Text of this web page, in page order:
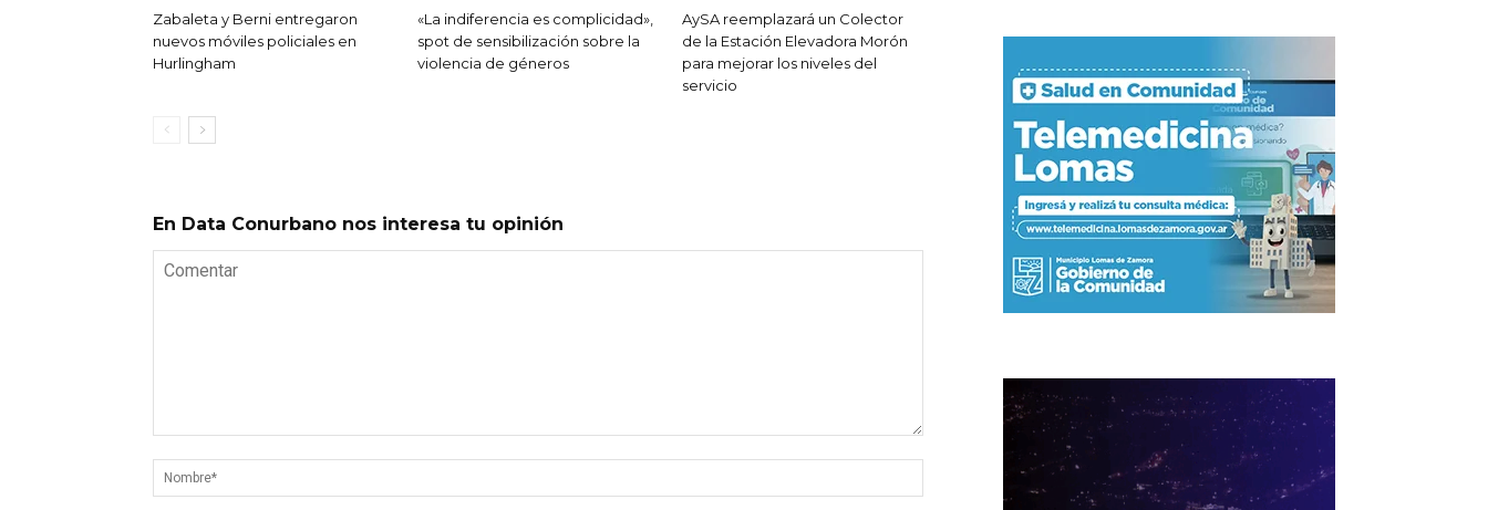
Zabaleta y Berni entregaron
nuevos móviles policiales en
Hurlingham
«La indiferencia es complicidad»,
spot de sensibilización sobre la
violencia de géneros
AySA reemplazará un Colector
de la Estación Elevadora Morón
para mejorar los niveles del
servicio
En Data Conurbano nos interesa tu opinión